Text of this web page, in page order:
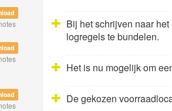
Bij het schrijven naar
logregels te bundelen.
Het is nu mogelijk om
De gekozen